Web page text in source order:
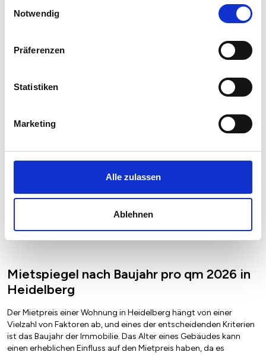
Notwendig
Präferenzen
Statistiken
Marketing
Alle zulassen
Ablehnen
Mietspiegel nach Baujahr pro qm 2026 in
Heidelberg
Der Mietpreis einer Wohnung in Heidelberg hängt von einer
Vielzahl von Faktoren ab, und eines der entscheidenden Kriterien
ist das Baujahr der Immobilie. Das Alter eines Gebäudes kann
einen erheblichen Einfluss auf den Mietpreis haben, da es